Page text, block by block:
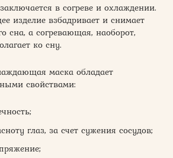
в согреве и охлаждении.
изделие взбадривает и снимает
сна, а согревающая, наоборот,
ко сну.
маска обладает
свойствами:
глаз, за счет сужения сосудов;